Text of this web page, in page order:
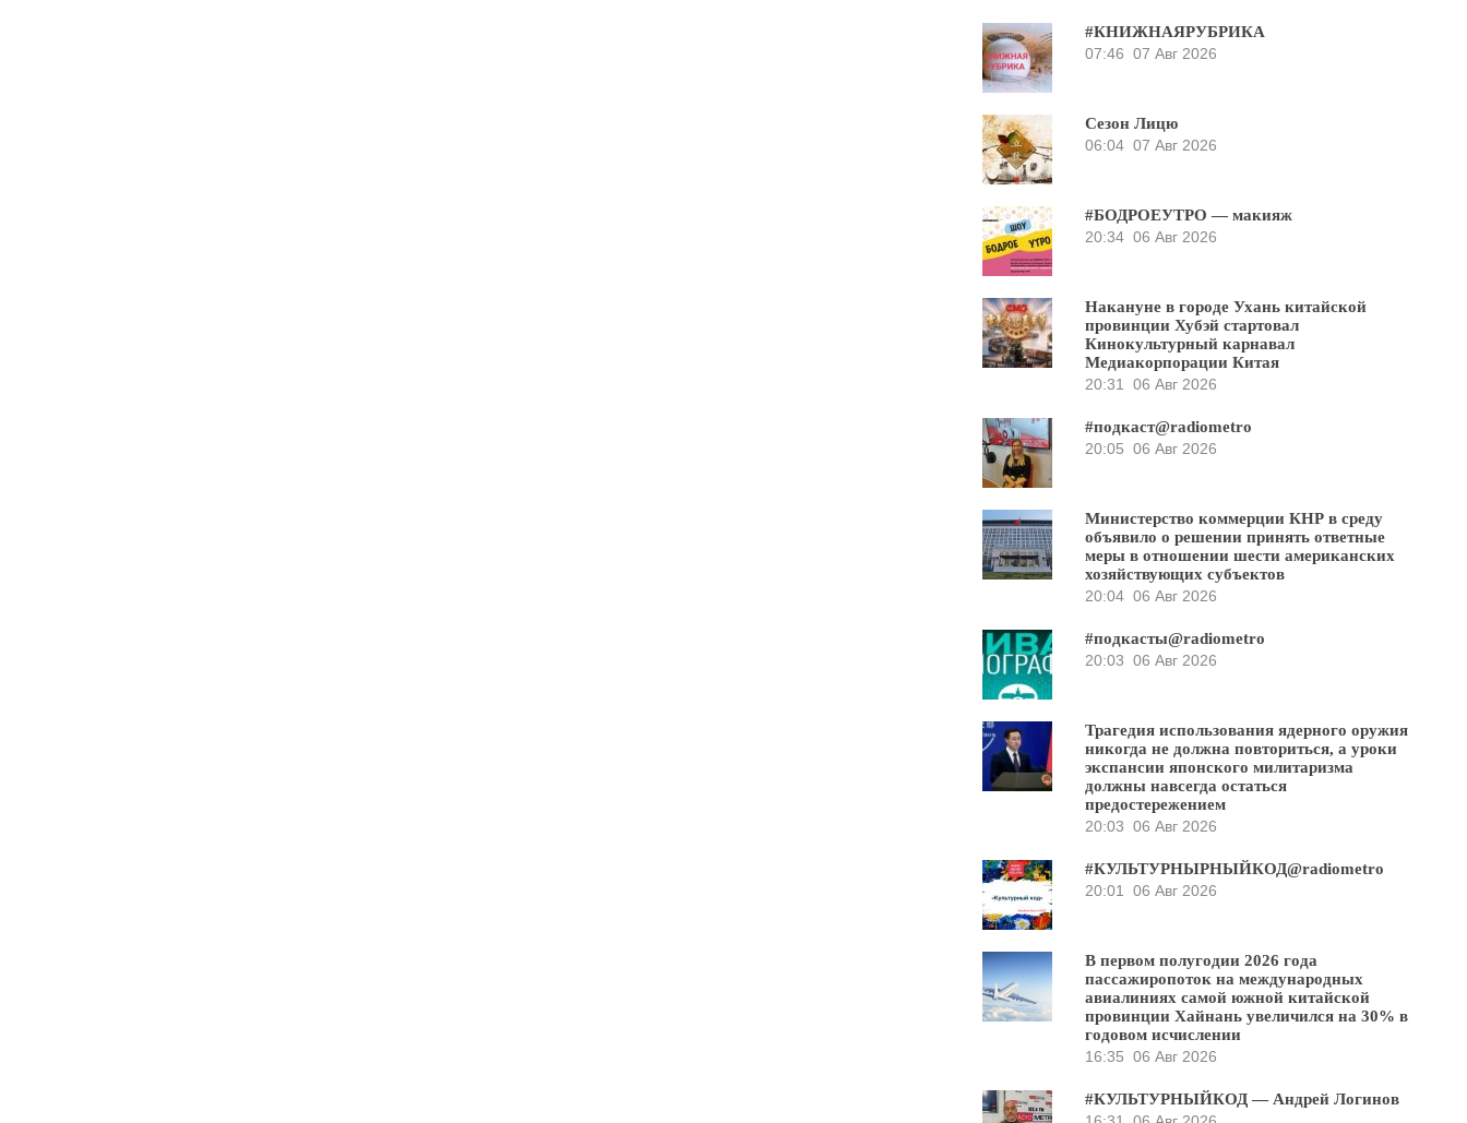
#КНИЖНАЯРУБРИКА
07:46 07 Авг 2026
Сезон Лицю
06:04 07 Авг 2026
#БОДРОЕУТРО — макияж
20:34 06 Авг 2026
Накануне в городе Ухань китайской
провинции Хубэй стартовал
Кинокультурный карнавал
Медиакорпорации Китая
20:31
06 Авг 2026
#подкаст@radiometro
20:05 06 Авг 2026
Министерство коммерции КНР в среду
объявило о решении принять ответные
меры в отношении шести американских
хозяйствующих субъектов
20:04 06 Авг 2026
#подкасты@radiometro
20:03 06 Авг 2026
Трагедия использования ядерного оружия
никогда не должна повториться, а уроки
экспансии японского милитаризма
должны навсегда остаться
предостережением
20:03 06 Авг 2026
#КУЛЬТУРНЫРНЫЙКОД@radiometro
20:01
06 Авг 2026
В первом полугодии 2026 года
пассажиропоток на международных
авиалиниях самой южной китайской
провинции Хайнань увеличился на 30% в
годовом исчислении
16:35 06 Авг 2026
#КУЛЬТУРНЫЙКОД — Андрей Логинов